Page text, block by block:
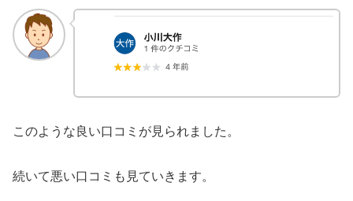
このような良い口コミが見られました。
続いて悪い口コミも見ていきます。